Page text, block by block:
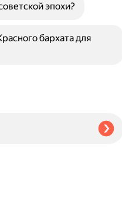
эпохи?
бархата для